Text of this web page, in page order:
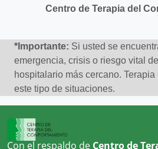
Centro de Terapia del
*Importante: Si usted se
emergencia, crisis o riesgo vital
hospitalario más cercano.
este tipo de situaciones.
Con el respaldo de Centro de